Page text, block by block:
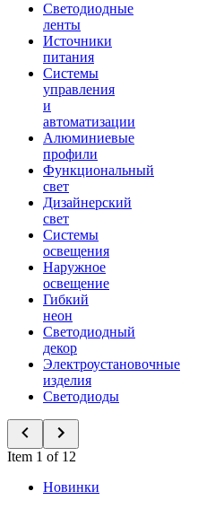
Светодиодные
ленты
Источники
питания
Системы
управления
и
автоматизации
Алюминиевые
профили
Функциональный
свет
Дизайнерский
свет
Системы
освещения
Наружное
освещение
Гибкий
неон
Светодиодный
декор
Электроустановочные
изделия
Светодиоды
Item 1 of 12
Новинки